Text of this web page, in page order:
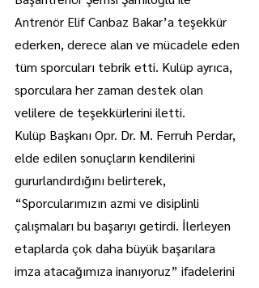
Antrenör Elif Canbaz Bakar’a teşekkür
ederken, derece alan ve mücadele eden
tüm sporcuları tebrik etti. Kulüp ayrıca,
sporculara her zaman destek olan
velilere de teşekkürlerini iletti.
Kulüp Başkanı Opr. Dr. M. Ferruh Perdar,
elde edilen sonuçların kendilerini
gururlandırdığını belirterek,
“Sporcularımızın azmi ve disiplinli
çalışmaları bu başarıyı getirdi. İlerleyen
etaplarda çok daha büyük başarılara
imza atacağımıza inanıyoruz” ifadelerini